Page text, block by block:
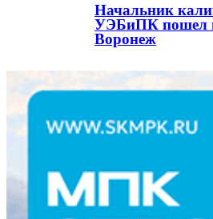
Начальник
УЭБиПК пошел
Воронеж